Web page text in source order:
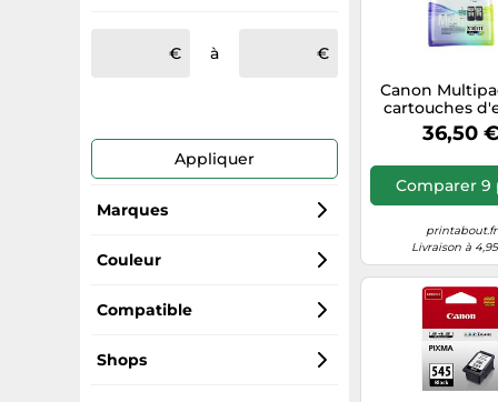
à
Appliquer
Marques
Epson
Canon
HP
Couleur
Couleurs
Noir
Compatible
Brother MFC-J4410DW
Shops
Canon
cartouches
PG-510/CL-
BK/C/M/Y
36,50 €
Comparer 9
printabout.fr
Livraison à